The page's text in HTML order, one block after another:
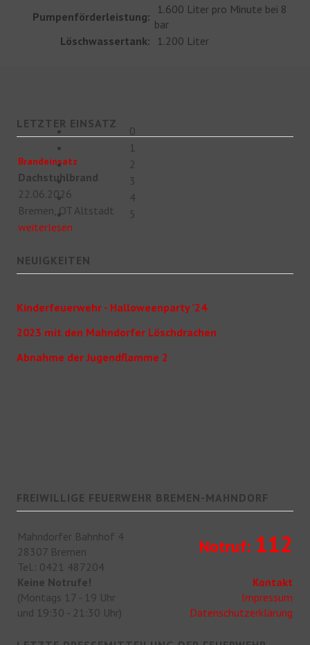
0
1
2
3
4
5
Pumpenförderleistung:
1.600 Liter pro Minute bei 8
bar
Löschwassertank:
1.200 Liter
LETZTER EINSATZ
Brandeinsatz
Dachstuhlbrand
22.06.2026
Bremen, OT Altstadt
weiterlesen
NEUIGKEITEN
Kinderfeuerwehr - Halloweenparty '24
2023 mit den Mahndorfer Löschdrachen
Abnahme der Jugendflamme 2
FREIWILLIGE FEUERWEHR BREMEN-MAHNDORF
Mahndorfer Bahnhof 4
28307 Bremen
Tel.: 0421 487204
Keine Notrufe!
(Montags 17 - 19 Uhr
und 19:30 - 21:30 Uhr)
Notruf: 112
Kontakt
Impressum
Datenschutzerklärung